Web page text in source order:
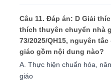
Câu 11. Đáp án: D Giải
thích thuyên chuyển nhà
73/2025/QH15, nguyên
giáo gồm nội dung nào?
A. Thực hiện chuẩn hóa,
giáo